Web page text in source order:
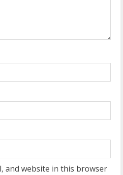
and website in this browser